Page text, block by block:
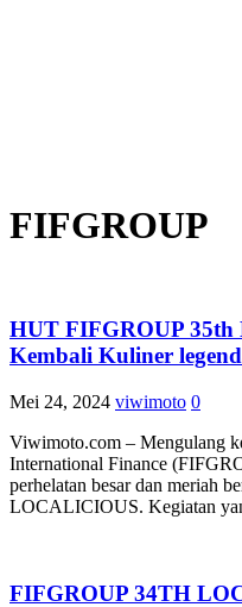
FIFGROUP
HUT FIFGROUP
Kembali Kuliner
Mei 24, 2024 viwimoto 0
Viwimoto.com – Mengulang
International Finance
perhelatan besar dan meriah
LOCALICIOUS. Kegiatan
FIFGROUP 34TH